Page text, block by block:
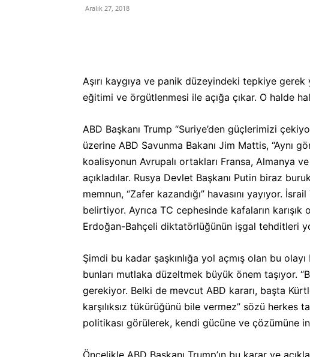
Aralık 27, 2018
Aşırı kaygıya ve panik düzeyindeki tepkiye
eğitimi ve örgütlenmesi ile açığa çıkar. O halde
ABD Başkanı Trump “Suriye’den güçlerimizi
üzerine ABD Savunma Bakanı Jim Mattis, “Aynı
koalisyonun Avrupalı ortakları Fransa, Almanya ve
açıkladılar. Rusya Devlet Başkanı Putin biraz
memnun, “Zafer kazandığı” havasını yayıyor.
belirtiyor. Ayrıca TC cephesinde kafaların
Erdoğan-Bahçeli diktatörlüğünün işgal tehditleri
Şimdi bu kadar şaşkınlığa yol açmış olan bu
bunları mutlaka düzeltmek büyük önem taşıyor.
gerekiyor. Belki de mevcut ABD kararı, başta
karşılıksız tükürüğünü bile vermez” sözü herkes
politikası görülerek, kendi gücüne ve çözümüne
Öncelikle ABD Başkanı Trump’ın bu karar ve